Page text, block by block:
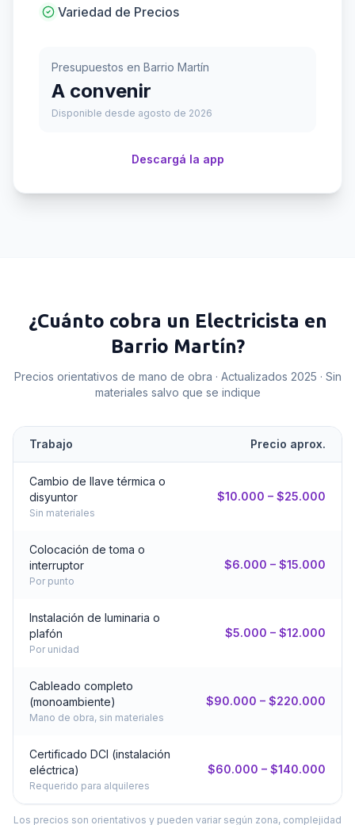
Variedad de Precios
Presupuestos en Barrio Martín
A convenir
Disponible desde agosto de 2026
Descargá la app
¿Cuánto cobra un Electricista en
Barrio Martín?
Precios orientativos de mano de obra · Actualizados 2025 · Sin
materiales salvo que se indique
Trabajo Precio aprox.
Cambio de llave térmica o
disyuntor
Sin materiales
$10.000 – $25.000
Colocación de toma o
interruptor
Por punto
$6.000 – $15.000
Instalación de luminaria o
plafón
Por unidad
$5.000 – $12.000
Cableado completo
(monoambiente)
Mano de obra, sin materiales
$90.000 – $220.000
Certificado DCI (instalación
eléctrica)
Requerido para alquileres
$60.000 – $140.000
Los precios son orientativos y pueden variar según zona, complejidad